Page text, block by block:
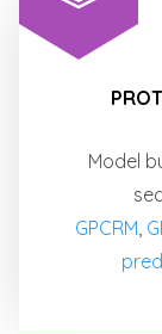
Model
GPCRM,